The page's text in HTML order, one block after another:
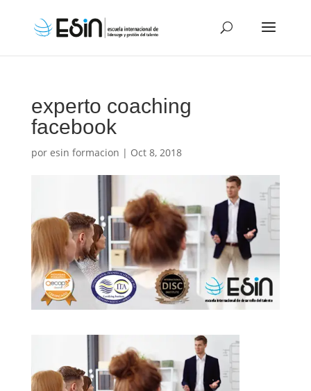
experto coaching
facebook
por esin formacion | Oct 8, 2018